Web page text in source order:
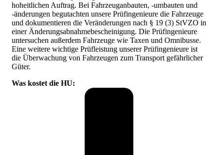
hoheitlichen Auftrag. Bei Fahrzeuganbauten, -umbauten und
-änderungen begutachten unsere Prüfingenieure die Fahrzeuge
und dokumentieren die Veränderungen nach § 19 (3) StVZO in
einer Änderungsabnahmebescheinigung. Die Prüfingenieure
untersuchen außerdem Fahrzeuge wie Taxen und Omnibusse.
Eine weitere wichtige Prüfleistung unserer Prüfingenieure ist
die Überwachung von Fahrzeugen zum Transport gefährlicher
Güter.
Was kostet die HU: